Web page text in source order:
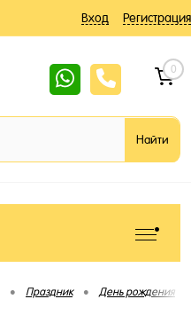
Вход Регистрация
0
• Праздник • День рождения